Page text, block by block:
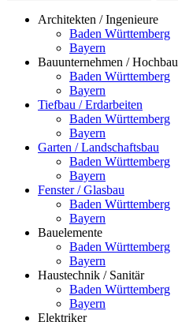
Architekten / Ingenieure
Baden Württemberg
Bayern
Bauunternehmen / Hochbau
Baden Württemberg
Bayern
Tiefbau / Erdarbeiten
Baden Württemberg
Bayern
Garten / Landschaftsbau
Baden Württemberg
Bayern
Fenster / Glasbau
Baden Württemberg
Bayern
Bauelemente
Baden Württemberg
Bayern
Haustechnik / Sanitär
Baden Württemberg
Bayern
Elektriker